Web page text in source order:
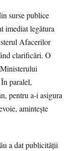
surse publice
imediat legătura
Afacerilor
clarificări. O
Ministerului
paralel,
pentru a-i asigura
amintește
a dat publicității